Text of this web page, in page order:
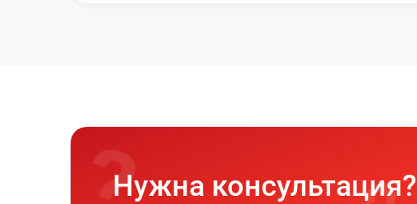
Нужна консультация?